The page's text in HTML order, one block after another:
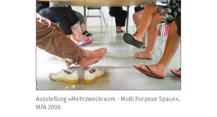
Ausstellung »Mehrzweckraum - Multi Purpose Space«,
MFA 2006